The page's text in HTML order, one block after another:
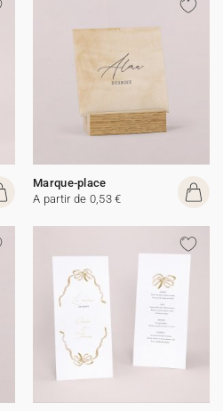
Marque-place
A partir de 0,53 €